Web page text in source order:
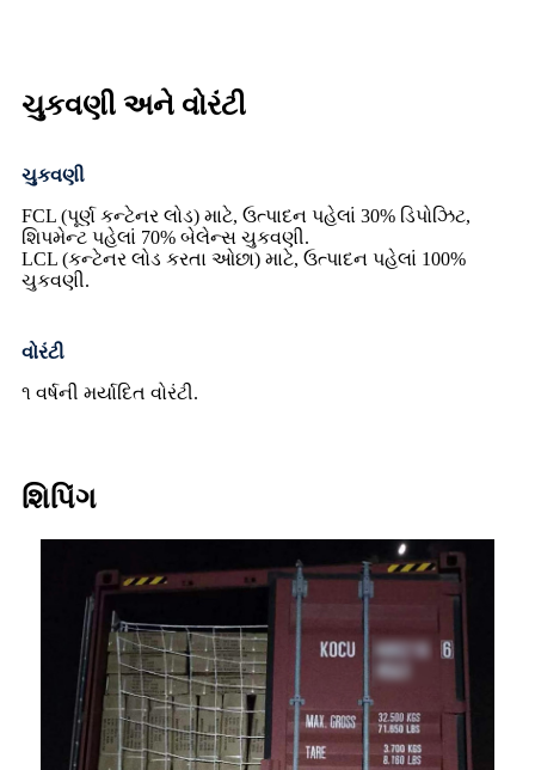
ચુકવણી અને વોરંટી
ચુકવણી
FCL (પૂર્ણ કન્ટેનર લોડ) માટે, ઉત્પાદન પહેલાં 30% ડિપોઝિટ,
શિપમેન્ટ પહેલાં 70% બેલેન્સ ચુકવણી.
LCL (કન્ટેનર લોડ કરતા ઓછા) માટે, ઉત્પાદન પહેલાં 100%
ચુકવણી.
વોરંટી
૧ વર્ષની મર્યાદિત વોરંટી.
શિપિંગ